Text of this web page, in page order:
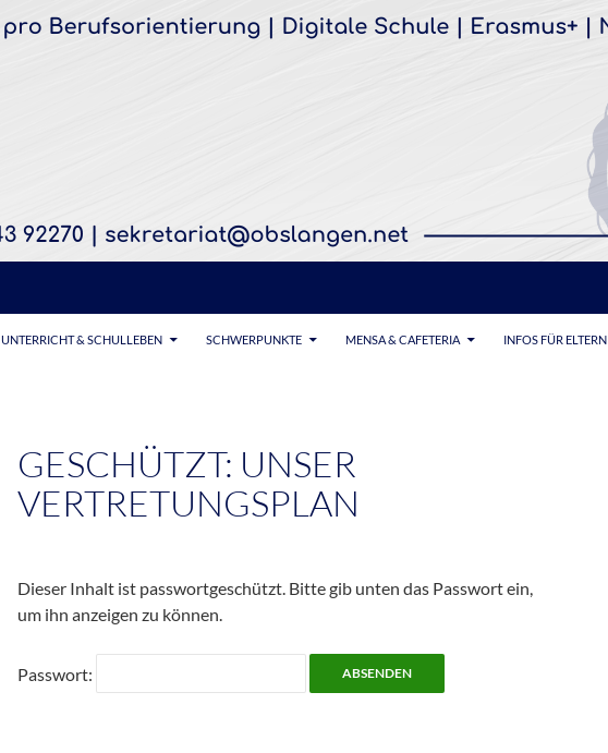
UNTERRICHT & SCHULLEBEN SCHWERPUNKTE MENSA & CAFETERIA INFOS FÜR ELTERN
GESCHÜTZT: UNSER
VERTRETUNGSPLAN
Dieser Inhalt ist passwortgeschützt. Bitte gib unten das Passwort ein,
um ihn anzeigen zu können.
Passwort: